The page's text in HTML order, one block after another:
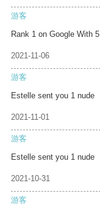
游客
Rank 1 on Google With 5
2021-11-06
游客
Estelle sent you 1 nude
2021-11-01
游客
Estelle sent you 1 nude
2021-10-31
游客